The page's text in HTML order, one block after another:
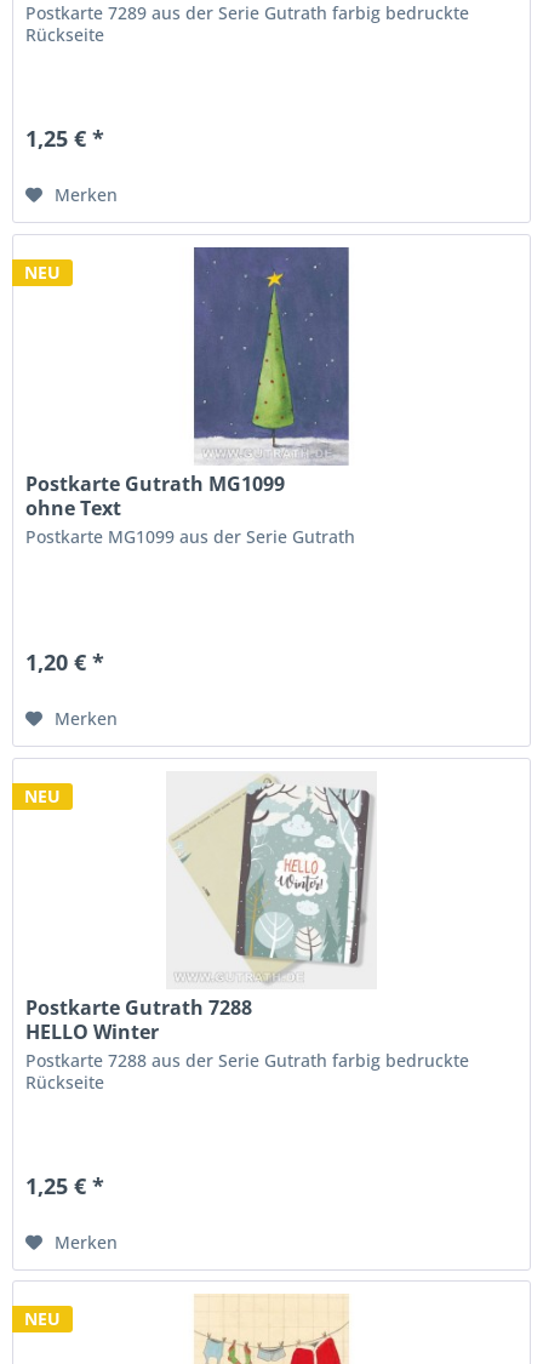
Postkarte 7289 aus der Serie Gutrath farbig bedruckte
Rückseite
1,25 € *
Merken
NEU
Postkarte Gutrath MG1099
ohne Text
Postkarte MG1099 aus der Serie Gutrath
1,20 € *
Merken
NEU
Postkarte Gutrath 7288
HELLO Winter
Postkarte 7288 aus der Serie Gutrath farbig bedruckte
Rückseite
1,25 € *
Merken
NEU